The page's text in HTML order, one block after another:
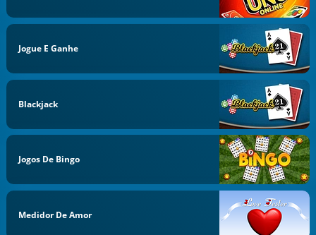
Jogue E Ganhe
Blackjack
Jogos De Bingo
Medidor De Amor